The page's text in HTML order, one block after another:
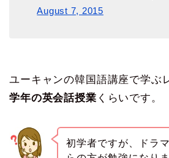
August 7, 2015
ユーキャンの韓国語講座で学ぶ
学年の英会話授業 くらいです。
初学者ですが、ドラ